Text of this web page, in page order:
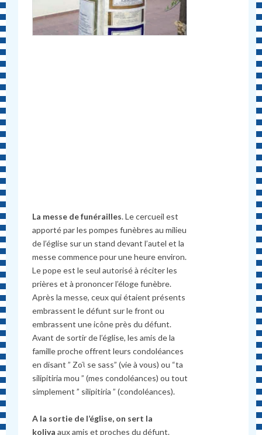
La messe de funérailles. Le cercueil est
apporté par les pompes funèbres au milieu
de l’église sur un stand devant l’autel et la
messe commence pour une heure environ.
Le pope est le seul autorisé à réciter les
prières et à prononcer l’éloge funèbre.
Après la messe, ceux qui étaient présents
embrassent le défunt sur le front ou
embrassent une icône près du défunt.
Avant de sortir de l’église, les amis de la
famille proche offrent leurs condoléances
en disant ” Zoϊ se sass” (vie à vous) ou “ta
silipitiria mou ” (mes condoléances) ou tout
simplement ” silipitiria ” (condoléances).
A la sortie de l’église, on sert la
koliva aux amis et proches du défunt.